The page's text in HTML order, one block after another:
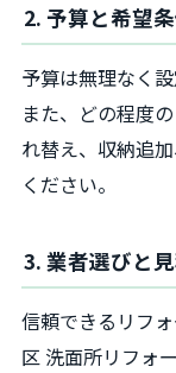
2. 予算と希望
予算は無理なく設
また、どの程度
れ替え、収納追
ください。
3. 業者選びと
信頼できるリフ
区 洗面所リフォ